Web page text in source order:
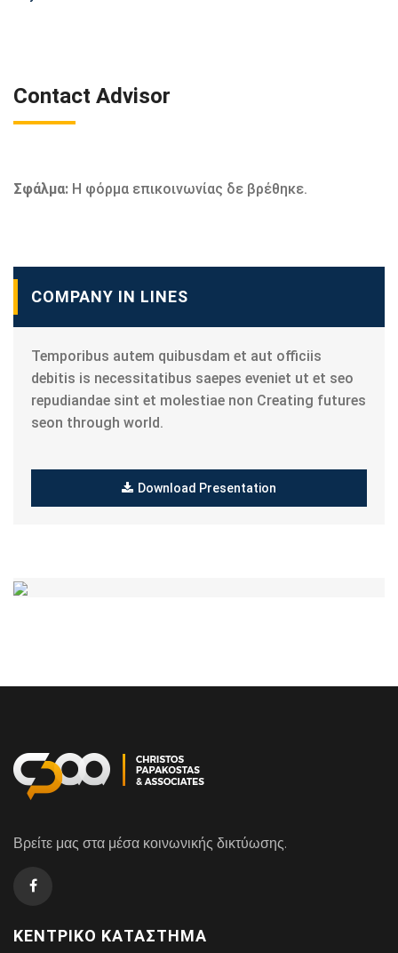
Contact Advisor
Σφάλμα: Η φόρμα επικοινωνίας δε βρέθηκε.
COMPANY IN LINES
Temporibus autem quibusdam et aut officiis
debitis is necessitatibus saepes eveniet ut et seo
repudiandae sint et molestiae non Creating futures
seon through world.
Download Presentation
Βρείτε μας στα μέσα κοινωνικής δικτύωσης.
ΚΕΝΤΡΙΚΌ ΚΑΤΆΣΤΗΜΑ